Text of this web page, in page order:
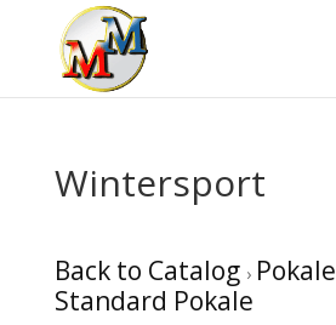
Wintersport
Back to Catalog Pokale
Standard Pokale